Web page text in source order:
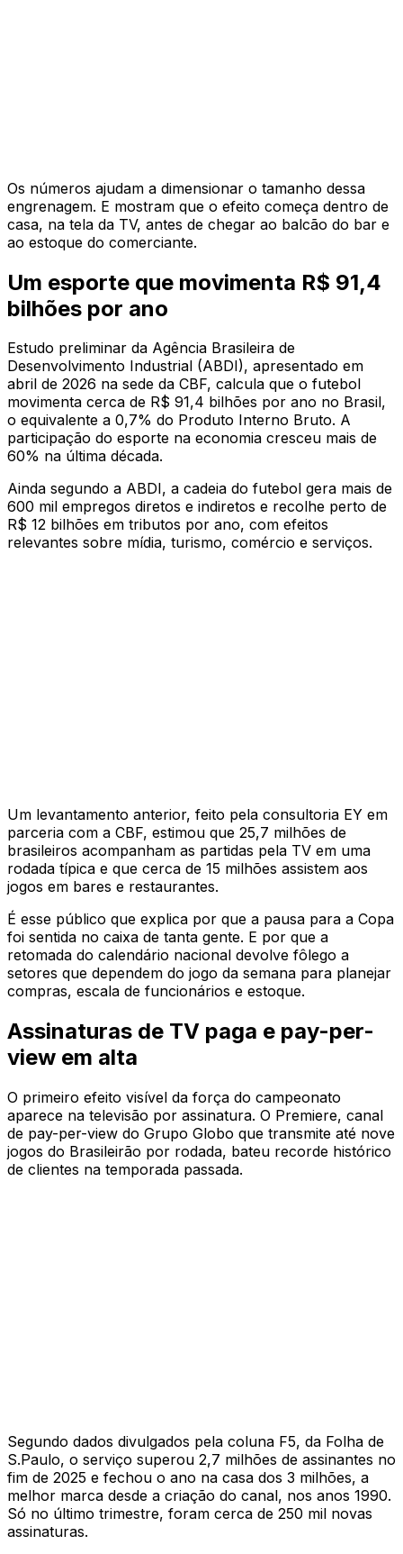
Os números ajudam a dimensionar o tamanho dessa
engrenagem. E mostram que o efeito começa dentro de
casa, na tela da TV, antes de chegar ao balcão do bar e
ao estoque do comerciante.
Um esporte que movimenta R$ 91,4
bilhões por ano
Estudo preliminar da Agência Brasileira de
Desenvolvimento Industrial (ABDI), apresentado em
abril de 2026 na sede da CBF, calcula que o futebol
movimenta cerca de R$ 91,4 bilhões por ano no Brasil,
o equivalente a 0,7% do Produto Interno Bruto. A
participação do esporte na economia cresceu mais de
60% na última década.
Ainda segundo a ABDI, a cadeia do futebol gera mais de
600 mil empregos diretos e indiretos e recolhe perto de
R$ 12 bilhões em tributos por ano, com efeitos
relevantes sobre mídia, turismo, comércio e serviços.
Um levantamento anterior, feito pela consultoria EY em
parceria com a CBF, estimou que 25,7 milhões de
brasileiros acompanham as partidas pela TV em uma
rodada típica e que cerca de 15 milhões assistem aos
jogos em bares e restaurantes.
É esse público que explica por que a pausa para a Copa
foi sentida no caixa de tanta gente. E por que a
retomada do calendário nacional devolve fôlego a
setores que dependem do jogo da semana para planejar
compras, escala de funcionários e estoque.
Assinaturas de TV paga e pay-per-
view em alta
O primeiro efeito visível da força do campeonato
aparece na televisão por assinatura. O Premiere, canal
de pay-per-view do Grupo Globo que transmite até nove
jogos do Brasileirão por rodada, bateu recorde histórico
de clientes na temporada passada.
Segundo dados divulgados pela coluna F5, da Folha de
S.Paulo, o serviço superou 2,7 milhões de assinantes no
fim de 2025 e fechou o ano na casa dos 3 milhões, a
melhor marca desde a criação do canal, nos anos 1990.
Só no último trimestre, foram cerca de 250 mil novas
assinaturas.